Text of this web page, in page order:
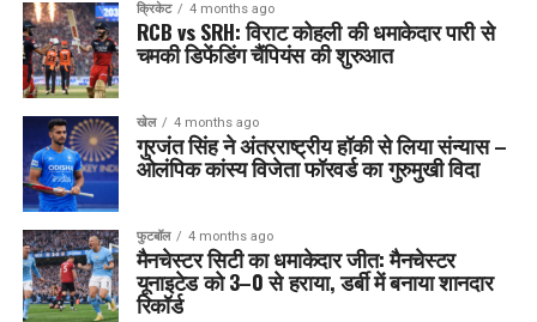
क्रिकेट 4 months ago
RCB vs SRH: विराट कोहली की धमाकेदार पारी से
चमकी डिफेंडिंग चैंपियंस की शुरुआत
खेल 4 months ago
गुरजंत सिंह ने अंतरराष्ट्रीय हॉकी से लिया संन्यास –
ओलंपिक कांस्य विजेता फॉरवर्ड का गुरुमुखी विदा
फुटबॉल 4 months ago
मैनचेस्टर सिटी का धमाकेदार जीत: मैनचेस्टर
यूनाइटेड को 3–0 से हराया, डर्बी में बनाया शानदार
रिकॉर्ड